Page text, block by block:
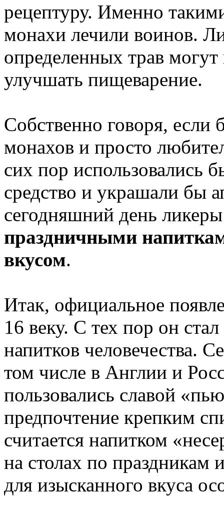
рецептуру. Именно
монахи лечили воинов.
определенных трав
улучшать пищеварение.
Собственно говоря, если
монахов и просто
сих пор использовались
средство и украшали бы
сегодняшний день
праздничными
вкусом.
Итак, официальное
16 веку. С тех пор он
напитков человечества.
том числе в Англии и
пользовались славой
предпочтение крепким
считается напитком
на столах по праздникам
для изысканного вкуса